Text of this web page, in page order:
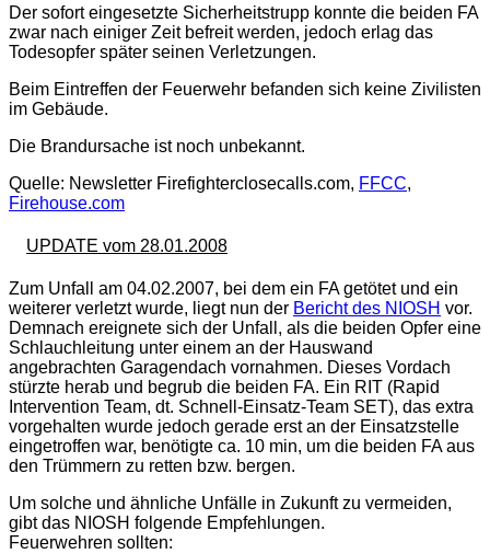
Der sofort eingesetzte Sicherheitstrupp konnte die beiden FA
zwar nach einiger Zeit befreit werden, jedoch erlag das
Todesopfer später seinen Verletzungen.
Beim Eintreffen der Feuerwehr befanden sich keine Zivilisten
im Gebäude.
Die Brandursache ist noch unbekannt.
Quelle: Newsletter Firefighterclosecalls.com, FFCC,
Firehouse.com
UPDATE vom 28.01.2008
Zum Unfall am 04.02.2007, bei dem ein FA getötet und ein
weiterer verletzt wurde, liegt nun der Bericht des NIOSH vor.
Demnach ereignete sich der Unfall, als die beiden Opfer eine
Schlauchleitung unter einem an der Hauswand
angebrachten Garagendach vornahmen. Dieses Vordach
stürzte herab und begrub die beiden FA. Ein RIT (Rapid
Intervention Team, dt. Schnell-Einsatz-Team SET), das extra
vorgehalten wurde jedoch gerade erst an der Einsatzstelle
eingetroffen war, benötigte ca. 10 min, um die beiden FA aus
den Trümmern zu retten bzw. bergen.
Um solche und ähnliche Unfälle in Zukunft zu vermeiden,
gibt das NIOSH folgende Empfehlungen.
Feuerwehren sollten: